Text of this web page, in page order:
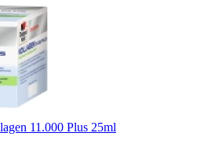
11.000 Plus 25ml